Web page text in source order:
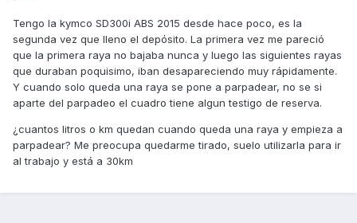
Tengo la kymco SD300i ABS 2015 desde hace poco, es la
segunda vez que lleno el depósito. La primera vez me pareció
que la primera raya no bajaba nunca y luego las siguientes rayas
que duraban poquisimo, iban desapareciendo muy rápidamente.
Y cuando solo queda una raya se pone a parpadear, no se si
aparte del parpadeo el cuadro tiene algun testigo de reserva.
¿cuantos litros o km quedan cuando queda una raya y empieza a
parpadear? Me preocupa quedarme tirado, suelo utilizarla para ir
al trabajo y está a 30km